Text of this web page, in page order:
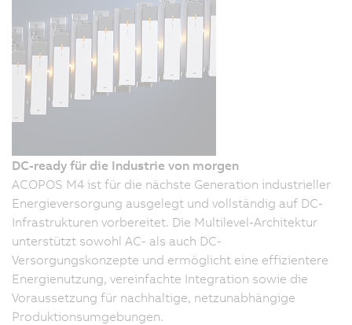
DC-ready für die Industrie von morgen
ACOPOS M4 ist für die nächste Generation industrieller
Energieversorgung ausgelegt und vollständig auf DC-
Infrastrukturen vorbereitet. Die Multilevel-Architektur
unterstützt sowohl AC- als auch DC-
Versorgungskonzepte und ermöglicht eine effizientere
Energienutzung, vereinfachte Integration sowie die
Voraussetzung für nachhaltige, netzunabhängige
Produktionsumgebungen.